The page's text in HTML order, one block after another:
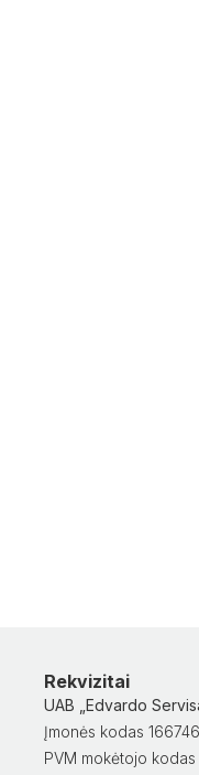
Rekvizitai
UAB „Edvardo
Įmonės kodas
PVM mokėtojo kodas